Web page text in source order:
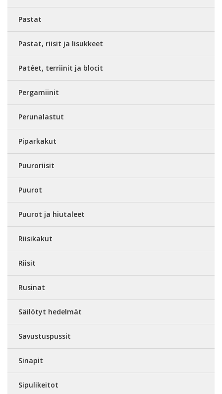
Pastat
Pastat, riisit ja lisukkeet
Patéet, terriinit ja blocit
Pergamiinit
Perunalastut
Piparkakut
Puuroriisit
Puurot
Puurot ja hiutaleet
Riisikakut
Riisit
Rusinat
Säilötyt hedelmät
Savustuspussit
Sinapit
Sipulikeitot